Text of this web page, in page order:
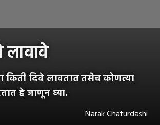
लावावे
किती दिवे लावतात तसेच कोणत्या
हे जाणून घ्या.
Narak Chaturdashi